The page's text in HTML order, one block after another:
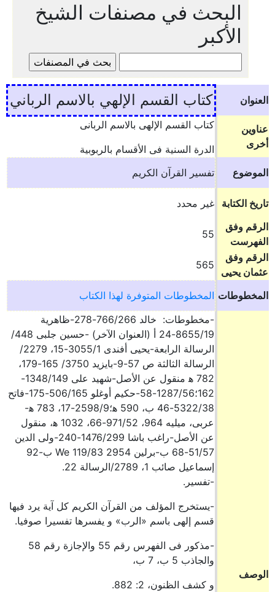
البحث في مصنفات الشيخ
الأكبر
العنوان كتاب القسم الإلهي بالاسم الرباني
عناوين
أخرى
كتاب القسم الإلهى بالاسم الربانى
الدرة السنية فى الأقسام بالربوبية
الموضوع
تفسير القرآن الكريم
تاريخ الكتابة
غير محدد
الرقم وفق
الفهرست
55
الرقم وفق
عثمان يحيى
565
المخطوطات المخطوطات المتوفرة لهذا الكتاب
الوصف
-مخطوطات: خالد 766/266-278-ظاهرية
8655/19-24 أ (العنوان الآخر) -حسين جلبى 448/
الرسالة الرابعة-يحيى أفندى 3055/1-15، 2279/
الرسالة الثالثة ص 57-9-بايزيد 3750/ 165-179،
782 ه‍ منقول عن الأصل-شهيد على 1348/149-
162؛1287/56-58-حكيم أوغلو 506/165-175-فاتح
5322/38-46 ب، 590 ه‍؛2598/9-17، 783 ه‍-
عربى، ميليه 964، 971/52-66، 1032 ه‍، منقول
عن الأصل-راغب باشا 1476/299-240-ولى الدين
51/57-68 ب-برلين 2954 We 119/83 ب-92
إسماعيل صائب 1، 2789/الرسالة 22.
-تفسير.
-يستخرج المؤلف من القرآن الكريم كل آية يرد فيها
قسم إلهى باسم «الرب» و يفسرها تفسيرا صوفيا.
-مذكور فى الفهرس رقم 55 والإجازة رقم 58
والجاذب 5 ب، 7 ب،
و كشف الظنون، 2: 882.